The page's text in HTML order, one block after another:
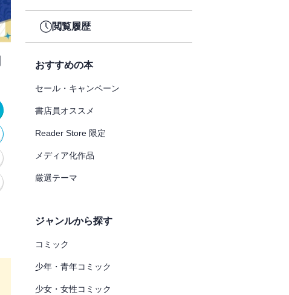
閲覧履歴
おすすめの本
セール・キャンペーン
書店員オススメ
Reader Store 限定
メディア化作品
厳選テーマ
ジャンルから探す
コミック
少年・青年コミック
少女・女性コミック